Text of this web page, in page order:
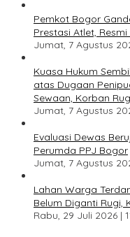
Pemkot Bogor
Prestasi Atlet,
Jumat, 7 Agustus
Kuasa Hukum
atas Dugaan
Sewaan, Korban
Jumat, 7 Agustus
Evaluasi Dewas
Perumda PPJ Bogor
Jumat, 7 Agustus
Lahan Warga
Belum Diganti Rugi,
Rabu, 29 Juli 2026 |